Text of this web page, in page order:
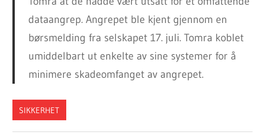
dataangrep. Angrepet ble kjent gjennom en
børsmelding fra selskapet 17. juli. Tomra koblet
umiddelbart ut enkelte av sine systemer for å
minimere skadeomfanget av angrepet.
SIKKERHET